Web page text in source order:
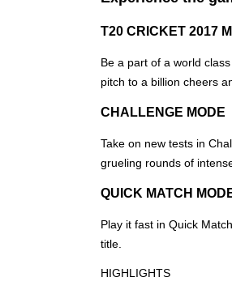
T20 CRICKET 2017
Be a part of a world
pitch to a billion cheers
CHALLENGE MODE
Take on new tests in
grueling rounds of
QUICK MATCH
Play it fast in Quick
title.
HIGHLIGHTS